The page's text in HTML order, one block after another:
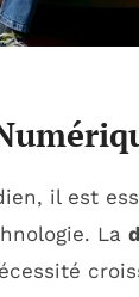
il est
La